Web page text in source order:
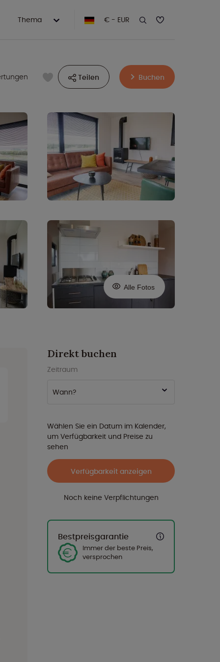
Thema € - EUR
Teilen Buchen
Alle Fotos
Direkt buchen
Zeitraum
Wann?
Wählen Sie ein Datum im Kalender,
um Verfügbarkeit und Preise zu
sehen
Verfügbarkeit anzeigen
Noch keine Verpflichtungen
Bestpreisgarantie
Immer der beste Preis,
versprochen